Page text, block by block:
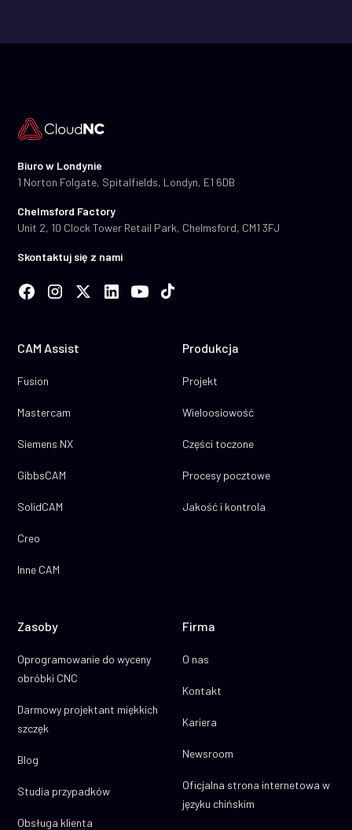
Biuro w Londynie
1 Norton Folgate, Spitalfields, Londyn, E1 6DB
Chelmsford Factory
Unit 2, 10 Clock Tower Retail Park, Chelmsford, CM1 3FJ
Skontaktuj się z nami
CAM Assist
Fusion
Mastercam
Siemens NX
GibbsCAM
SolidCAM
Creo
Inne CAM
Produkcja
Projekt
Wieloosiowość
Części toczone
Procesy pocztowe
Jakość i kontrola
Zasoby
Oprogramowanie do wyceny
obróbki CNC
Darmowy projektant miękkich
szczęk
Blog
Studia przypadków
Obsługa klienta
Firma
O nas
Kontakt
Kariera
Newsroom
Oficjalna strona internetowa w
języku chińskim